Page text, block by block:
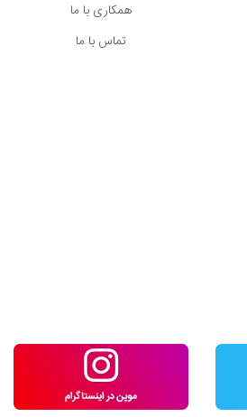
همکاری با ما
تماس با ما